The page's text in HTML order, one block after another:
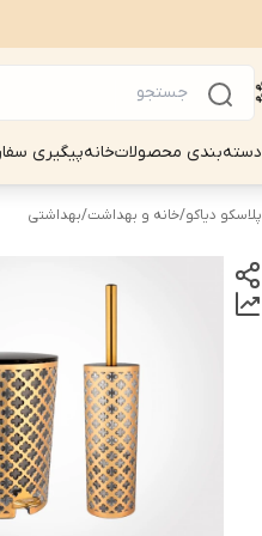
دسته‌بندی محصولاتخانهپیگیری
پلاسکو دیاکو/خانه و بهداشت/بهداشتی